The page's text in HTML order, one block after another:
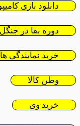
دانلود بازی
دوره بقا در جنگل
خرید نمایندگی
وطن کالا
خرید وی